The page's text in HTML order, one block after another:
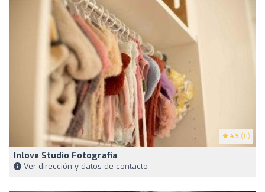
4.5 (11)
Inlove Studio Fotografia
Ver dirección y datos de contacto